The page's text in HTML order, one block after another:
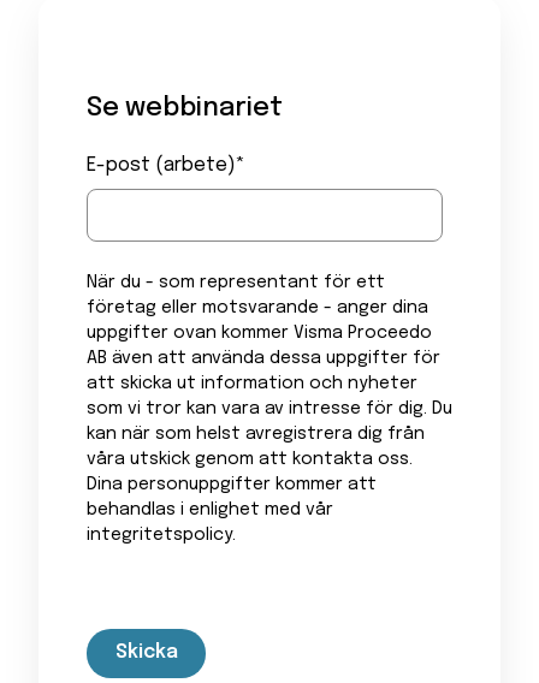
Se webbinariet
E-post (arbete)*
När du - som representant för ett
företag eller motsvarande - anger dina
uppgifter ovan kommer Visma Proceedo
AB även att använda dessa uppgifter för
att skicka ut information och nyheter
som vi tror kan vara av intresse för dig. Du
kan när som helst avregistrera dig från
våra utskick genom att kontakta oss.
Dina personuppgifter kommer att
behandlas i enlighet med vår
integritetspolicy.